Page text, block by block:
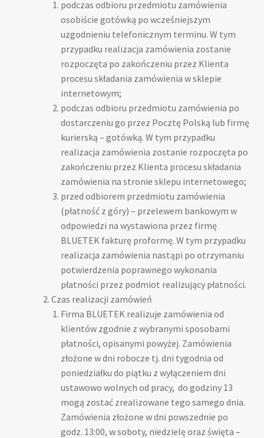
podczas odbioru przedmiotu zamówienia
osobiście gotówką po wcześniejszym
uzgodnieniu telefonicznym terminu. W tym
przypadku realizacja zamówienia zostanie
rozpoczęta po zakończeniu przez Klienta
procesu składania zamówienia w sklepie
internetowym;
podczas odbioru przedmiotu zamówienia po
dostarczeniu go przez Pocztę Polską lub firmę
kurierską – gotówką. W tym przypadku
realizacja zamówienia zostanie rozpoczęta po
zakończeniu przez Klienta procesu składania
zamówienia na stronie sklepu internetowego;
przed odbiorem przedmiotu zamówienia
(płatność z góry) – przelewem bankowym w
odpowiedzi na wystawiona przez firmę
BLUETEK fakturę proformę. W tym przypadku
realizacja zamówienia nastąpi po otrzymaniu
potwierdzenia poprawnego wykonania
płatności przez podmiot realizujący płatności.
Czas realizacji zamówień
Firma BLUETEK realizuje zamówienia od
klientów zgodnie z wybranymi sposobami
płatności, opisanymi powyżej. Zamówienia
złożone w dni robocze tj. dni tygodnia od
poniedziałku do piątku z wyłączeniem dni
ustawowo wolnych od pracy, do godziny 13
mogą zostać zrealizowane tego samego dnia.
Zamówienia złożone w dni powszednie po
godz. 13:00, w soboty, niedzielę oraz święta –